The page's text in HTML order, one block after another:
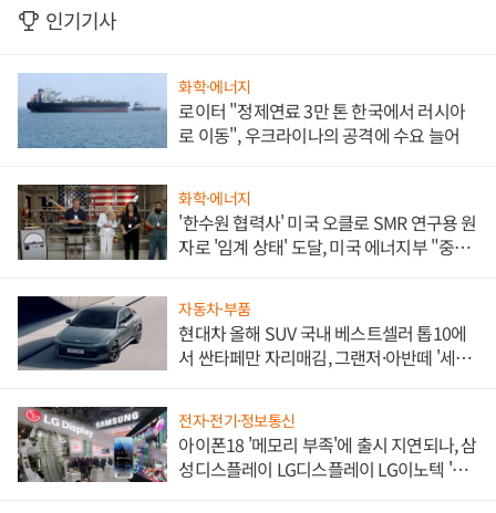
인기기사
화학·에너지
로이터 "정제연료 3만 톤 한국에서 러시아
로 이동", 우크라이나의 공격에 수요 늘어
화학·에너지
'한수원 협력사' 미국 오클로 SMR 연구용 원
자로 '임계 상태' 도달, 미국 에너지부 "중요
자동차·부품
현대차 올해 SUV 국내 베스트셀러 톱10에
서 싼타페만 자리매김, 그랜저·아반떼 '세단
전자·전기·정보통신
아이폰18 '메모리 부족'에 출시 지연되나, 삼
성디스플레이 LG디스플레이 LG이노텍 '탈